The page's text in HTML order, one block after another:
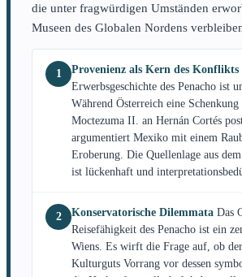
die unter fragwürdigen Umständen
Museen des Globalen Nordens
1 Provenienz als Kern des Konflikts
Erwerbsgeschichte des Penacho ist
Während Österreich eine Schenkung
Moctezuma II. an Hernán Cortés
argumentiert Mexiko mit einem
Eroberung. Die Quellenlage aus
ist lückenhaft und
2 Konservatorische Dilemmata Das
Reisefähigkeit des Penacho ist ein
Wiens. Es wirft die Frage auf, ob
Kulturguts Vorrang vor dessen